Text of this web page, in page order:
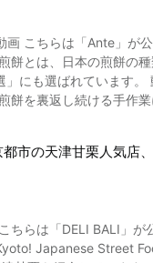
食べれるお店3選！
ごと使ったいちごの
き入ってしまう音も美味しい？
くて見た目も美しい
年にイギリスで開発され、そ
その後、ガラス製のラムネ瓶の代わりに
相次ぎました。 昔ながらのビー玉
より数が減ってはい
ほどで瓶ラムネの清涼感を味
み、最後にビー玉を
。 もともと、ラムネの由来はイギリ
こちらは「Ante」が
こだわる草加煎餅の老舗「小宮せんべい」
し続ける手作業に、きっ
子どもから大人まで
通販での購入も可能
市の天津甘栗人気店
す。 動画では京都府中心部、新京極